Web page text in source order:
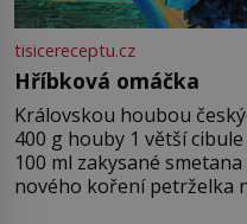
tisicereceptu.cz
Hříbková omáčka
Královskou houbou českých
400 g houby 1 větší
100 ml zakysané
nového koření petrželka